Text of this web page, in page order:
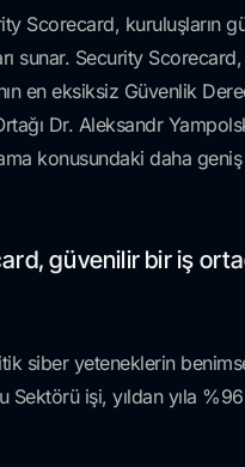
Scorecard, kuruluşların
sunar. Security
en eksiksiz Güvenlik
Dr. Aleksandr
konusundaki daha
güvenilir bir iş
siber yeteneklerin
Sektörü işi, yıldan yıla